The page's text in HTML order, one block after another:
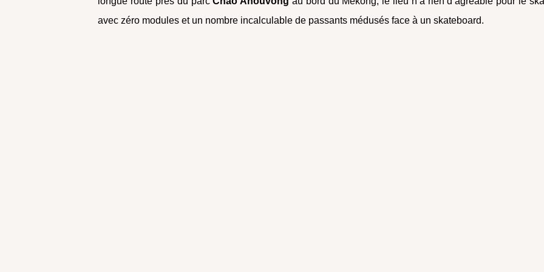
avec zéro modules et un nombre incalculable de passants médusés face à un skateboard.